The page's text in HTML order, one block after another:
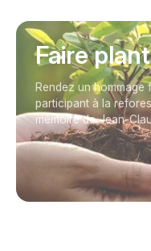
Faire
Rendez un hommage
participant à la
mémoire de Jean-